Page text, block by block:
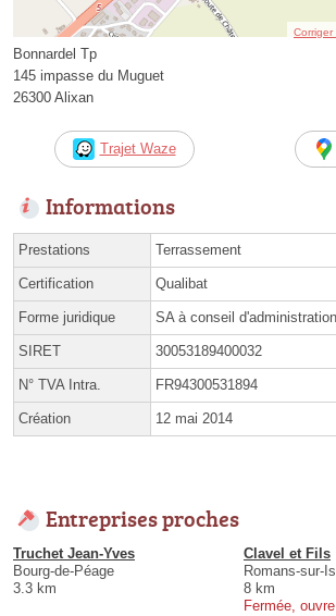
Corriger
Bonnardel Tp
145 impasse du Muguet
26300 Alixan
Trajet Waze
Informations
Prestations Terrassement
Certification Qualibat
Forme juridique SA à conseil d'administration
SIRET 30053189400032
N° TVA Intra. FR94300531894
Création 12 mai 2014
Entreprises proches
Truchet Jean-Yves
Bourg-de-Péage
3.3 km
Clavel et Fils
Romans-sur-
8 km
Fermée,